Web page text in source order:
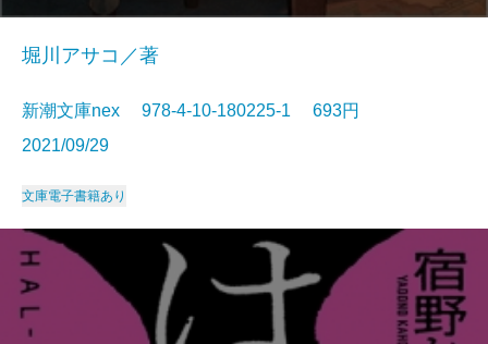
堀川アサコ／著
新潮文庫nex 978-4-10-180225-1 693円
2021/09/29
文庫電子書籍あり